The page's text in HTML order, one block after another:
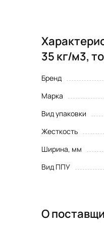
35 кг/м3,
Бренд
Марка
Вид упаковки
Жесткость
Ширина, мм
Вид ППУ
О